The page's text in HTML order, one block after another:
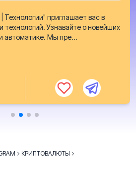
Технологии" приглашает вас в
технологий. Узнавайте о новейших
автоматике. Мы пре...
КРИПТОВАЛЮТЫ